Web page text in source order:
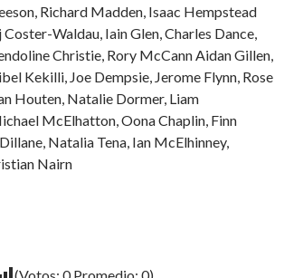
Richard Madden, Isaac Hempstead
Waldau, Iain Glen, Charles Dance,
Christie, Rory McCann Aidan Gillen,
Kekilli, Joe Dempsie, Jerome Flynn, Rose
Houten, Natalie Dormer, Liam
McElhatton, Oona Chaplin, Finn
Natalia Tena, Ian McElhinney,
Nairn
of Thrones: Tercera Temporada